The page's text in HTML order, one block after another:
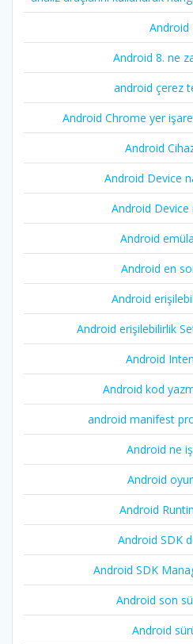
Android
Android 8. ne
android çerez
Android Chrome yer
Android
Android Device
Android Device
Android
Android en
Android
Android erişilebilirlik
Android
Android kod
android manifest
Android ne
Android
Android
Android SDK
Android SDK
Android son
Android